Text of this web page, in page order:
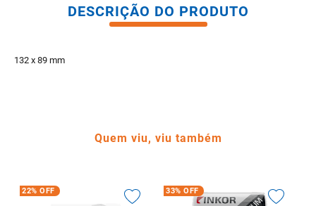
DESCRIÇÃO DO PRODUTO
132 x 89 mm
Quem viu, viu também
22% OFF 33% OFF